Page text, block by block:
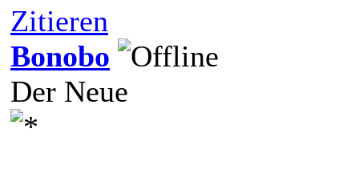
Zitieren
Bonobo
Der Neue